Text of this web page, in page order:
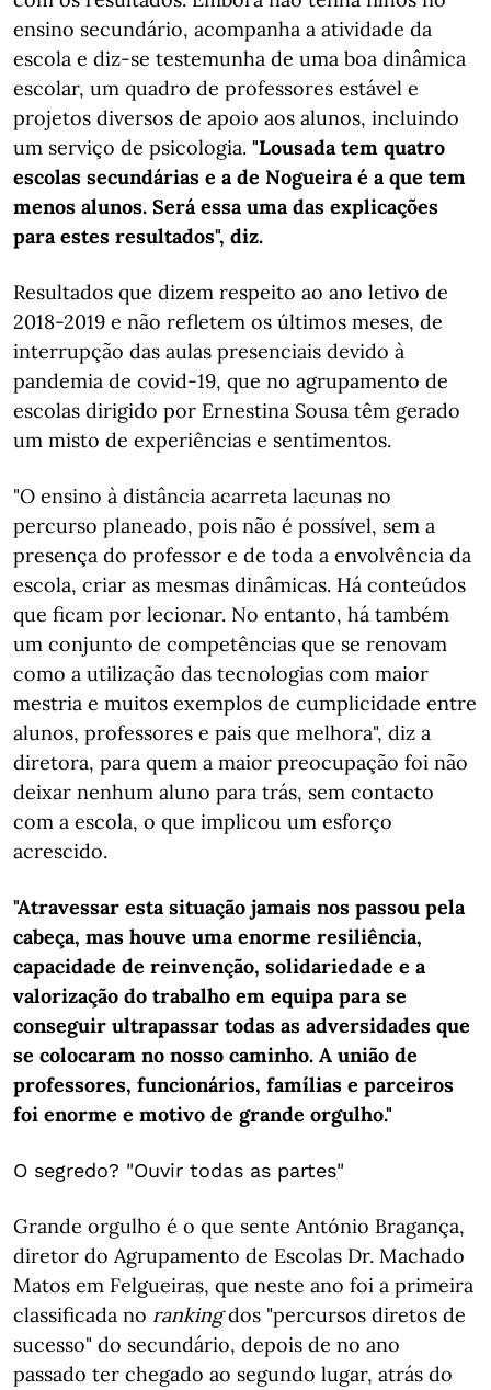
ensino secundário, acompanha a atividade da
escola e diz-se testemunha de uma boa dinâmica
escolar, um quadro de professores estável e
projetos diversos de apoio aos alunos, incluindo
um serviço de psicologia. "Lousada tem quatro
escolas secundárias e a de Nogueira é a que tem
menos alunos. Será essa uma das explicações
para estes resultados", diz.
Resultados que dizem respeito ao ano letivo de
2018-2019 e não refletem os últimos meses, de
interrupção das aulas presenciais devido à
pandemia de covid-19, que no agrupamento de
escolas dirigido por Ernestina Sousa têm gerado
um misto de experiências e sentimentos.
"O ensino à distância acarreta lacunas no
percurso planeado, pois não é possível, sem a
presença do professor e de toda a envolvência da
escola, criar as mesmas dinâmicas. Há conteúdos
que ficam por lecionar. No entanto, há também
um conjunto de competências que se renovam
como a utilização das tecnologias com maior
mestria e muitos exemplos de cumplicidade entre
alunos, professores e pais que melhora", diz a
diretora, para quem a maior preocupação foi não
deixar nenhum aluno para trás, sem contacto
com a escola, o que implicou um esforço
acrescido.
"Atravessar esta situação jamais nos passou pela
cabeça, mas houve uma enorme resiliência,
capacidade de reinvenção, solidariedade e a
valorização do trabalho em equipa para se
conseguir ultrapassar todas as adversidades que
se colocaram no nosso caminho. A união de
professores, funcionários, famílias e parceiros
foi enorme e motivo de grande orgulho."
O segredo? "Ouvir todas as partes"
Grande orgulho é o que sente António Bragança,
diretor do Agrupamento de Escolas Dr. Machado
Matos em Felgueiras, que neste ano foi a primeira
classificada no rankingdos "percursos diretos de
sucesso" do secundário, depois de no ano
passado ter chegado ao segundo lugar, atrás do